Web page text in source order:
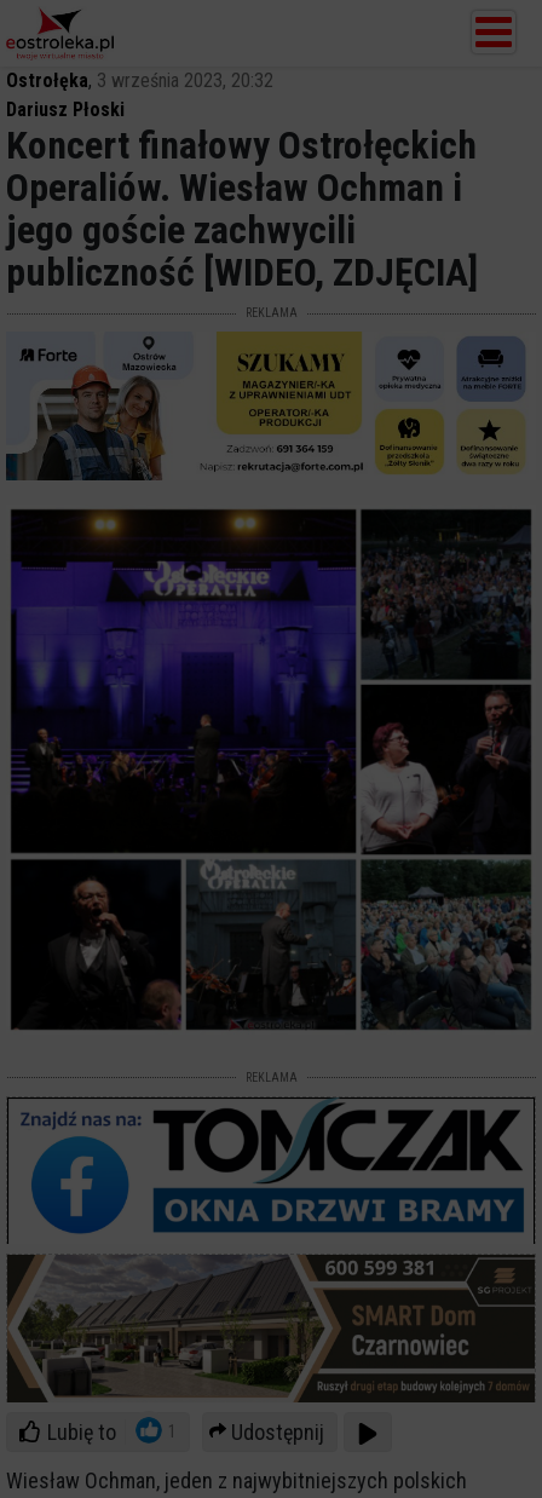
Ostrołęka, 3 września 2023, 20:32
Dariusz Płoski
Koncert finałowy Ostrołęckich
Operaliów. Wiesław Ochman i
jego goście zachwycili
publiczność [WIDEO, ZDJĘCIA]
REKLAMA
REKLAMA
Lubię to 1
Udostępnij
Wiesław Ochman, jeden z najwybitniejszych polskich